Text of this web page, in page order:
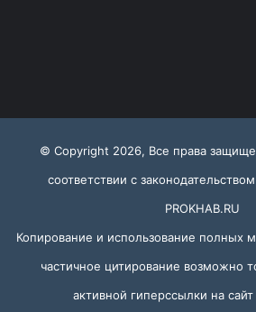
© Copyright 2026, Все права
соответствии с
PROKHAB.RU
Копирование и использование полных
частичное цитирование возможно
активной гиперссылки на сайт